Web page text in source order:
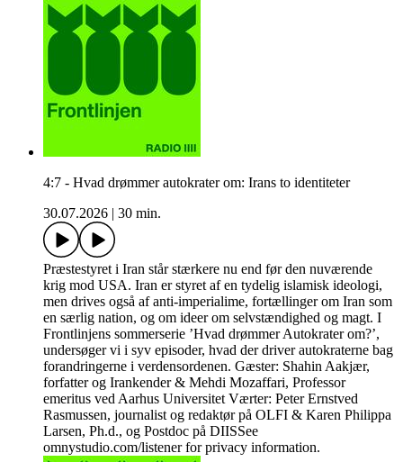
4:7 - Hvad drømmer autokrater om: Irans to identiteter
30.07.2026
30 min.
Præstestyret i Iran står stærkere nu end før den nuværende
krig mod USA. Iran er styret af en tydelig islamisk ideologi,
men drives også af anti-imperialime, fortællinger om Iran som
en særlig nation, og om ideer om selvstændighed og magt. I
Frontlinjens sommerserie ’Hvad drømmer Autokrater om?’,
undersøger vi i syv episoder, hvad der driver autokraterne bag
forandringerne i verdensordenen. Gæster: Shahin Aakjær,
forfatter og Irankender & Mehdi Mozaffari, Professor
emeritus ved Aarhus Universitet Værter: Peter Ernstved
Rasmussen, journalist og redaktør på OLFI & Karen Philippa
Larsen, Ph.d., og Postdoc på DIISSee
omnystudio.com/listener for privacy information.